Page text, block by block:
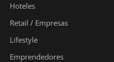
Hoteles
Retail / Empresas
Lifestyle
Emprendedores